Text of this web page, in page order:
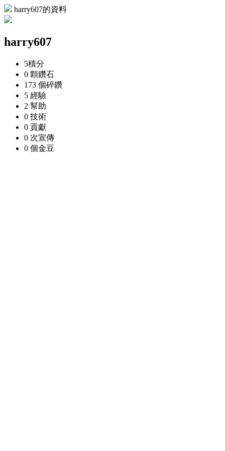
harry607的資料
harry607
5積分
0 顆鑽石
173 個碎鑽
5 經驗
2 幫助
0 技術
0 貢獻
0 次宣傳
0 個金豆